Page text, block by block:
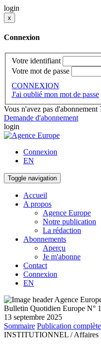
login
x
Connexion
Votre identifiant
Votre mot de passe
CONNEXION
J'ai oublié mon mot de passe
Vous n'avez pas d'abonnement
Demande d'abonnement
login
Connexion
EN
Toggle navigation
Accueil
A propos
Agence Europe
Notre publication
La rédaction
Abonnements
Aperçu
Je m'abonne
Contact
Connexion
EN
Bulletin Quotidien Europe N°
13 septembre 2025
Sommaire Publication complète
INSTITUTIONNEL / Affaires